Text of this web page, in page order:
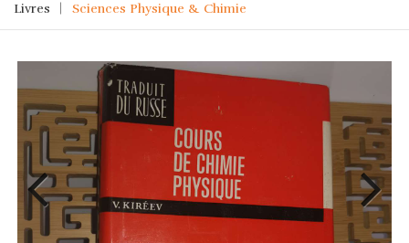
Livres Sciences Physique & Chimie